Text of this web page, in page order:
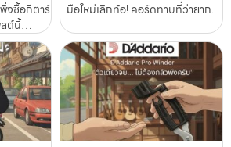
งซื้อกีตาร์
สต์นี้…
มือใหม่เลิกท้อ! คอร์ดทาบที่ว่ายาก..